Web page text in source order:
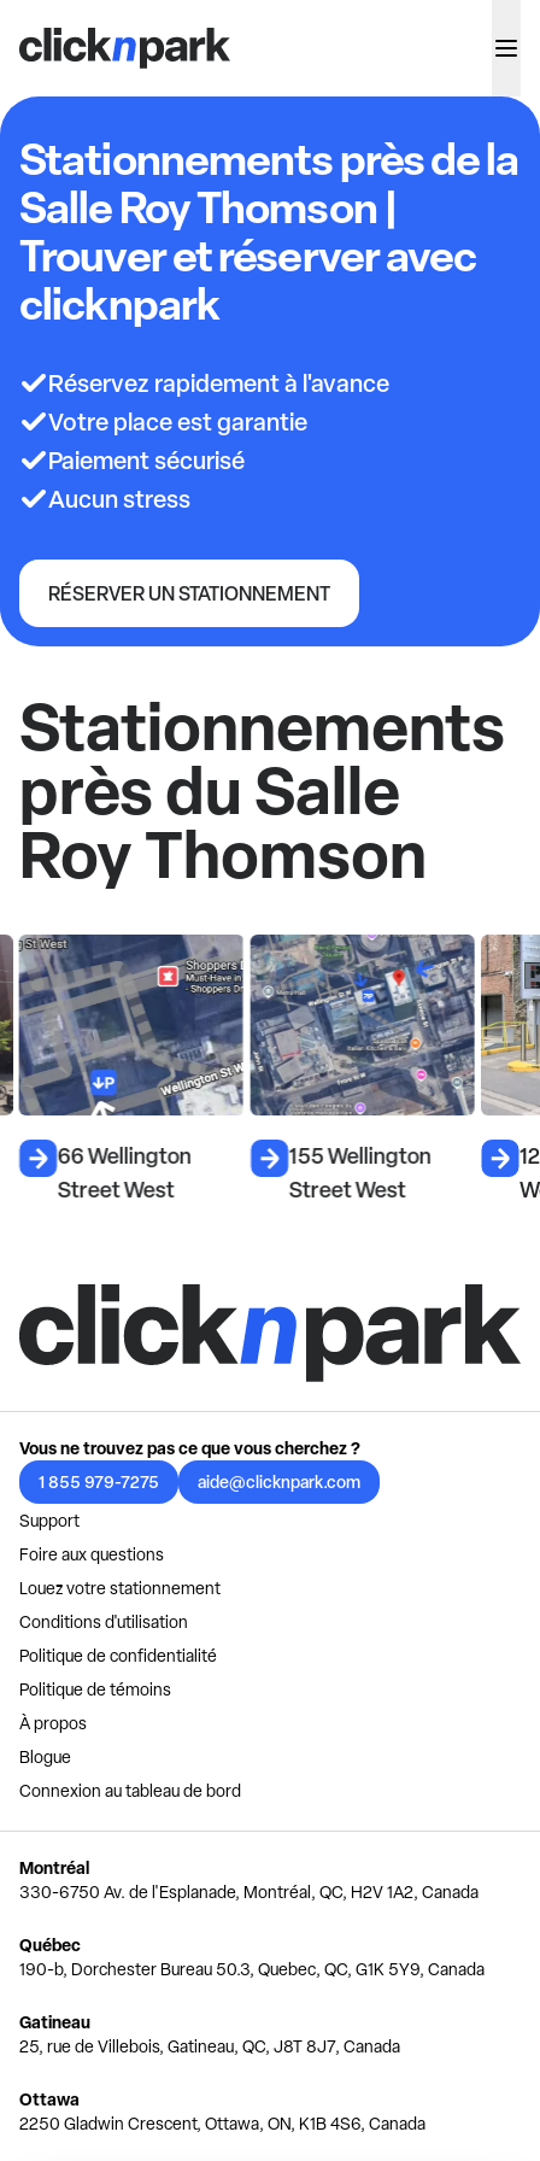
Stationnements près de la
Salle Roy Thomson |
Trouver et réserver avec
clicknpark
Réservez rapidement à l'avance
Votre place est garantie
Paiement sécurisé
Aucun stress
RÉSERVER UN STATIONNEMENT
Stationnements
près du Salle
Roy Thomson
66 Wellington
Street West
155 Wellington
Street West
Vous ne trouvez pas ce que vous cherchez ?
1 855 979-7275
aide@clicknpark.com
Support
Foire aux questions
Louez votre stationnement
Conditions d'utilisation
Politique de confidentialité
Politique de témoins
À propos
Blogue
Connexion au tableau de bord
Montréal
330-6750 Av. de l'Esplanade, Montréal, QC, H2V 1A2, Canada
Québec
190-b, Dorchester Bureau 50.3, Quebec, QC, G1K 5Y9, Canada
Gatineau
25, rue de Villebois, Gatineau, QC, J8T 8J7, Canada
Ottawa
2250 Gladwin Crescent, Ottawa, ON, K1B 4S6, Canada